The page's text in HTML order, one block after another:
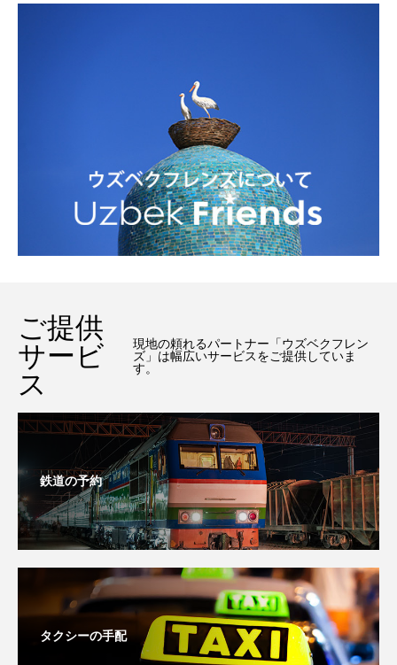
ご提供
サービ
ス
現地の頼れるパートナー「ウズベクフレン
ズ」は幅広いサービスをご提供していま
す。
鉄道の予約
タクシーの手配